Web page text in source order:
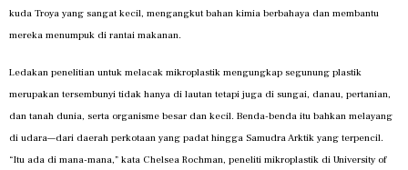
kuda Troya yang sangat kecil, mengangkut bahan kimia berbahaya dan membantu
mereka menumpuk di rantai makanan.
Ledakan penelitian untuk melacak mikroplastik mengungkap segunung plastik
merupakan tersembunyi tidak hanya di lautan tetapi juga di sungai, danau, pertanian,
dan tanah dunia, serta organisme besar dan kecil. Benda-benda itu bahkan melayang
di udara—dari daerah perkotaan yang padat hingga Samudra Arktik yang terpencil.
“Itu ada di mana-mana,” kata Chelsea Rochman, peneliti mikroplastik di University of